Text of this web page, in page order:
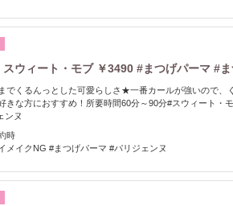
ウィート・モブ ￥3490 #まつげパーマ #
でくるんっとした可愛らしさ★一番カールが強いので、
きな方におすすめ！所要時間60分～90分#スウィート・
ンヌ
時
メイクNG #まつげパーマ #パリジェンヌ